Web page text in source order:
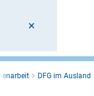
DFG im Ausland